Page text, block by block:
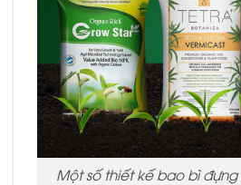
Một số thiết kế bao bì